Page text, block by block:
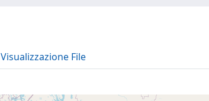
Visualizzazione File